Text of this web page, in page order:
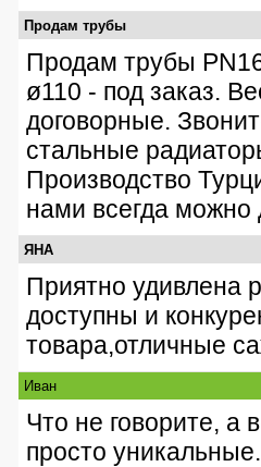
Продам трубы
Продам трубы
ø110 - под заказ.
договорные.
стальные
Производство
нами всегда можно
ЯНА
Приятно удивлена
доступны и
товара,отличные
Иван
Что не говорите, а
просто уникальные.